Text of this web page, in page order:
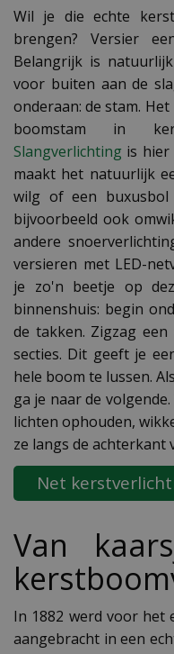
Wil je die echte
brengen? Versier
Belangrijk is
voor buiten aan de
onderaan: de stam.
boomstam in
Slangverlichting is hier
maakt het natuurlijk
wilg of een
bijvoorbeeld ook
andere
versieren met LED-
je zo'n beetje op
binnenshuis: begin
de takken. Zigzag
secties. Dit geeft je
hele boom te lussen.
ga je naar de
lichten ophouden,
ze langs de achterkant
Net
Van
In 1882 werd voor het
aangebracht in een